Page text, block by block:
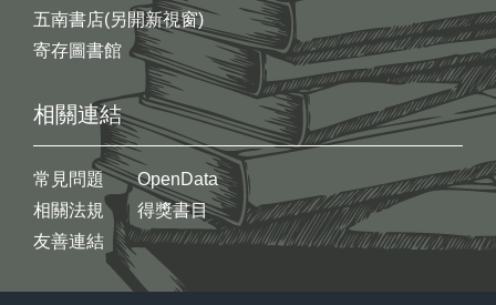
五南書店(另開新視窗)
寄存圖書館
相關連結
常見問題
相關法規
友善連結
OpenData
得獎書目